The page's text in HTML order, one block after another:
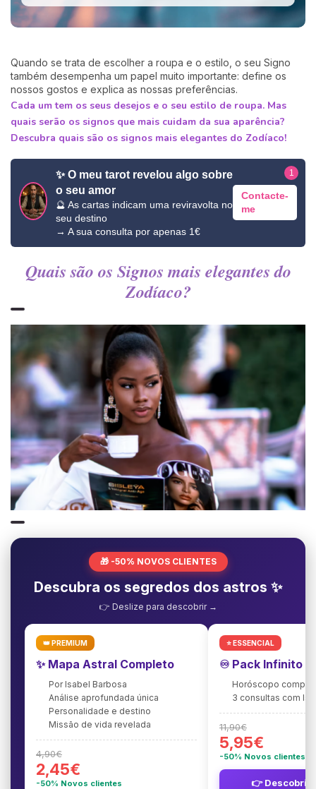
Quando se trata de escolher a roupa e o estilo, o seu Signo
também desempenha um papel muito importante: define os
nossos gostos e explica as nossas preferências.
Cada um tem os seus desejos e o seu estilo de roupa. Mas
quais serão os signos que mais cuidam da sua aparência?
Descubra quais são os signos mais elegantes do Zodíaco!
✨ O meu tarot revelou algo sobre
o seu amor
🔮 As cartas indicam uma reviravolta no
seu destino
→ A sua consulta por apenas 1€
Contacte-
me
1
Quais são os Signos mais elegantes do
Zodíaco?
🎁 -50% NOVOS CLIENTES
Descubra os segredos dos astros ✨
👉 Deslize para descobrir →
👑 PREMIUM
✨ Mapa Astral Completo
Por Isabel Barbosa
Análise aprofundada única
Personalidade e destino
Missão de vida revelada
4,90€
2,45€
-50% Novos clientes
⭐ ESSENCIAL
♾️ Pack Infinito
Horóscopo
3 consultas com
11,90€
5,95€
-50% Novos clientes
👉 Descobrir